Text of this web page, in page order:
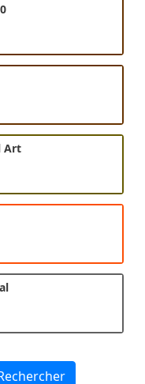
Art